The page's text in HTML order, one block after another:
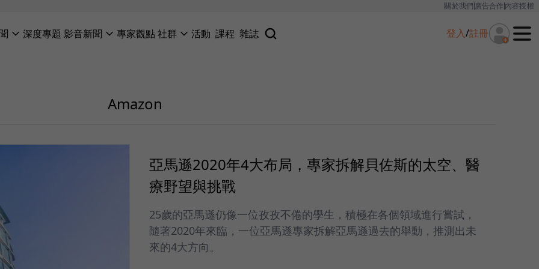
關於我們廣告合作內容授權
深度專題 影音新聞 專家觀點社群 活動 課程 雜誌 登入/註冊
Amazon
亞馬遜2020年4大布局，專家拆解貝佐斯的太空、醫
療野望與挑戰
25歲的亞馬遜仍像一位孜孜不倦的學生，積極在各個領域進行嘗試，
隨著2020年來臨，一位亞馬遜專家拆解亞馬遜過去的舉動，推測出未
來的4大方向。